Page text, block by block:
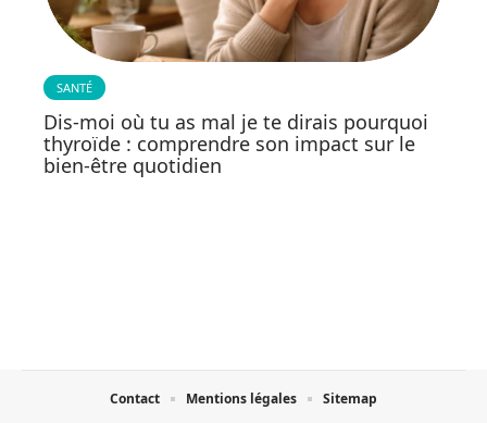
SANTÉ
Dis-moi où tu as mal je te dirais pourquoi
thyroïde : comprendre son impact sur le
bien-être quotidien
Contact Mentions légales Sitemap